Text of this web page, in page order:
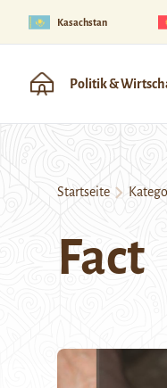
Kasachstan
Politik &
Startseite
Fact